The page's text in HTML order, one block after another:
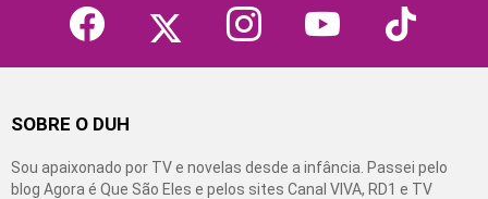
facebook instagram youtube tiktok
SOBRE O DUH
Sou apaixonado por TV e novelas desde a infância. Passei pelo
blog Agora é Que São Eles e pelos sites Canal VIVA, RD1 e TV